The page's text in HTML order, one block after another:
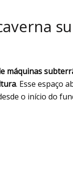
máquinas
. Esse espaço
o início do